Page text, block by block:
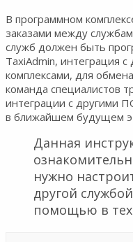
В программном
заказами между
служб должен быть
TaxiAdmin, интеграция
комплексами, для
команда специалистов
интеграции с другими
в ближайшем будущем
Данная
нужно
другой
помощью в